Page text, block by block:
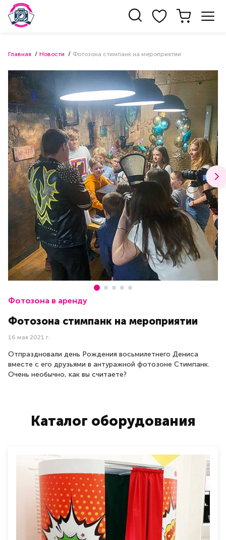
Главная Новости Фотозона стимпанк на мероприятии
Фотозона в аренду
Фотозона стимпанк на мероприятии
16 мая 2021 г.
Отпраздновали день Рождения восьмилетнего Дениса
вместе с его друзьями в антуражной фотозоне Стимпанк.
Очень необычно, как вы считаете?
Каталог оборудования